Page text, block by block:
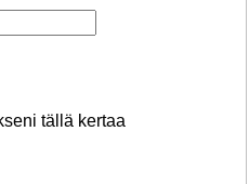
tällä kertaa